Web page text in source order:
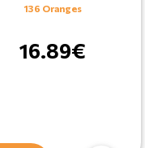
136 Oranges
16.89€